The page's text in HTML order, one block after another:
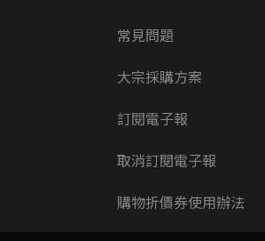
常見問題
大宗採購方案
訂閱電子報
取消訂閱電子報
購物折價券使用辦法